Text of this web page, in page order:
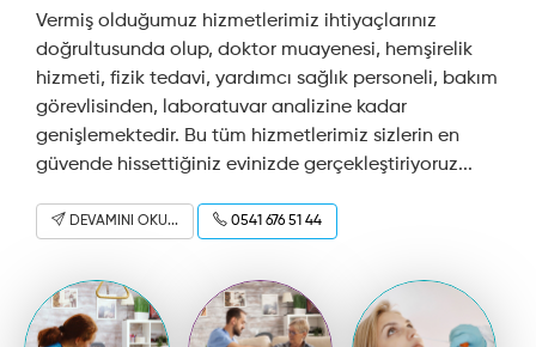
Vermiş olduğumuz hizmetlerimiz ihtiyaçlarınız
doğrultusunda olup, doktor muayenesi, hemşirelik
hizmeti, fizik tedavi, yardımcı sağlık personeli, bakım
görevlisinden, laboratuvar analizine kadar
genişlemektedir. Bu tüm hizmetlerimiz sizlerin en
güvende hissettiğiniz evinizde gerçekleştiriyoruz...
DEVAMINI OKU... 0541 676 51 44